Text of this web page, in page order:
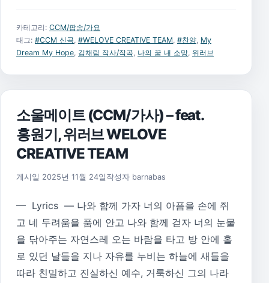
카테고리: CCM/팝송/가요
태그: #CCM 신곡, #WELOVE CREATIVE TEAM, #찬양, My
Dream My Hope, 김채림 작사/작곡, 나의 꿈 내 소망, 위러브
소울메이트 (CCM/가사) – feat.
홍원기, 위러브 WELOVE
CREATIVE TEAM
게시일 2025년 11월 24일 작성자 barnabas
— Lyrics — 나와 함께 가자 너의 아픔을 손에 쥐
고 네 두려움을 품에 안고 나와 함께 걷자 너의 눈물
을 닦아주는 자연스레 오는 바람을 타고 방 안에 홀
로 있던 날들을 지나 자유를 누비는 하늘에 새들을
따라 친밀하고 진실하신 예수, 거룩하신 그의 나라